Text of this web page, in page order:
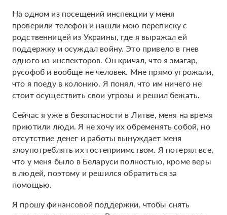
На одном из посещений инспекции у меня
проверили телефон и нашли мою переписку с
родственницей из Украины, где я выражал ей
поддержку и осуждал войну. Это привело в гнев
одного из инспекторов. Он кричал, что я змагар,
русофоб и вообще не человек. Мне прямо угрожали,
что я поеду в колонию. Я понял, что им ничего не
стоит осуществить свои угрозы и решил бежать.
Сейчас я уже в безопасности в Литве, меня на время
приютили люди. Я не хочу их обременять собой, но
отсутствие денег и работы вынуждает меня
злоупотреблять их гостеприимством. Я потерял все,
что у меня было в Беларуси полностью, кроме веры
в людей, поэтому и решился обратиться за
помощью.
Я прошу финансовой поддержки, чтобы снять